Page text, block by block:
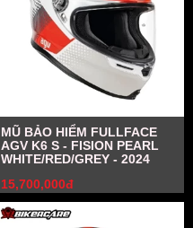
MŨ BẢO HIỂM FULLFACE
AGV K6 S - FISION PEARL
WHITE/RED/GREY - 2024
15,700,000đ